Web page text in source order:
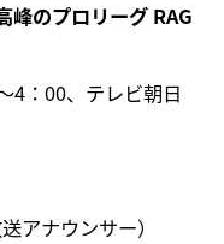
のプロリーグ RAG
4：00、テレビ朝日
アナウンサー）